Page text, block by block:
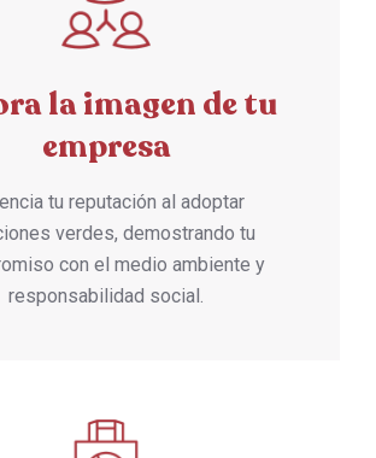
la imagen de tu
empresa
tu reputación al adoptar
verdes, demostrando tu
con el medio ambiente y
responsabilidad social.